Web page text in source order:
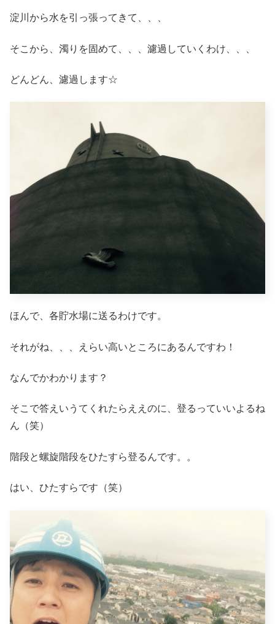
淀川から水を引っ張ってきて、、、
そこから、濁りを固めて、、、濾過していくわけ、、、
どんどん、濾過します☆
ほんで、各貯水場に送るわけです。
それがね、、、えらい高いところにあるんですわ！
なんでかわかります？
そこで答えいうてくれたらええのに、登るっていいよるね
ん（笑）
階段と螺旋階段をひたすら登るんです。。
はい、ひたすらです（笑）